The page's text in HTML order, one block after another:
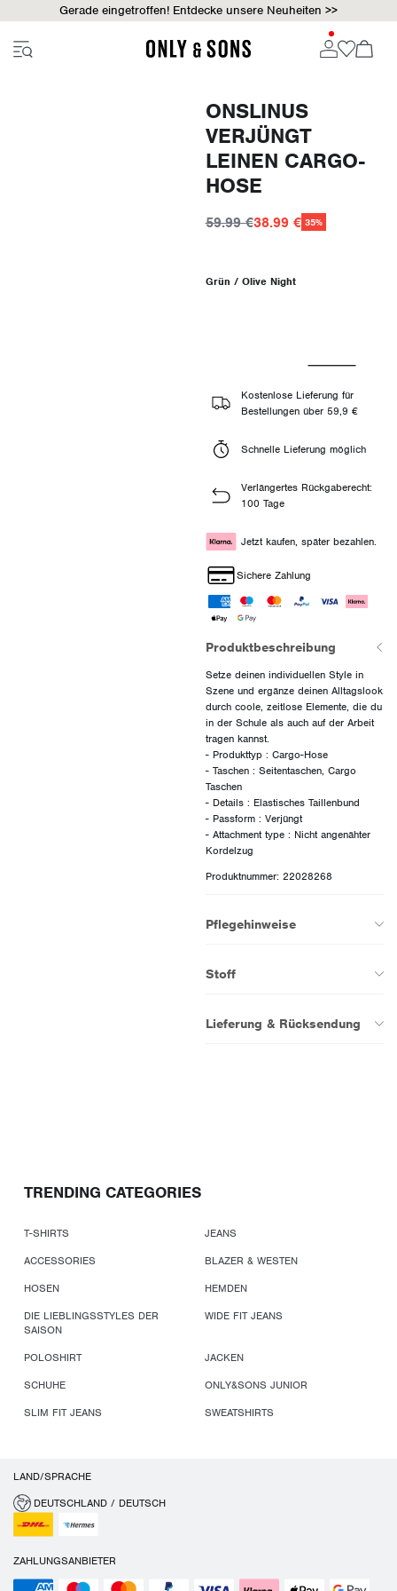
Gerade eingetroffen! Entdecke unsere Neuheiten >>
ONSLINUS
VERJÜNGT
LEINEN CARGO-
HOSE
59.99 €38.99 € 35%
Grün / Olive Night
Kostenlose Lieferung für
Bestellungen über 59,9 €
Schnelle Lieferung möglich
Verlängertes Rückgaberecht:
100 Tage
Jetzt kaufen, später bezahlen.
Sichere Zahlung
Produktbeschreibung
Setze deinen individuellen Style in
Szene und ergänze deinen Alltagslook
durch coole, zeitlose Elemente, die du
in der Schule als auch auf der Arbeit
tragen kannst.
- Produkttyp : Cargo-Hose
- Taschen : Seitentaschen, Cargo
Taschen
- Details : Elastisches Taillenbund
- Passform : Verjüngt
- Attachment type : Nicht angenähter
Produktnummer: 22028268
Pflegehinweise
Stoff
Lieferung & Rücksendung
TRENDING CATEGORIES
T-SHIRTS
JEANS
ACCESSORIES
BLAZER & WESTEN
HOSEN
HEMDEN
DIE LIEBLINGSSTYLES DER
SAISON
WIDE FIT JEANS
POLOSHIRT
JACKEN
SCHUHE
ONLY&SONS JUNIOR
SLIM FIT JEANS
SWEATSHIRTS
LAND/SPRACHE
DEUTSCHLAND / DEUTSCH
ZAHLUNGSANBIETER